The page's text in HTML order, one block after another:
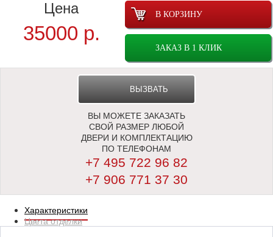
В КОРЗИНУ
ЗАКАЗ В 1 КЛИК
Цена
35000 р.
ВЫЗВАТЬ
ЗАМЕРЩИКА
ВЫ МОЖЕТЕ ЗАКАЗАТЬ
СВОЙ РАЗМЕР ЛЮБОЙ
ДВЕРИ И КОМПЛЕКТАЦИЮ
ПО ТЕЛЕФОНАМ
+7 495 722 96 82
+7 906 771 37 30
Характеристики
Цвета отделки